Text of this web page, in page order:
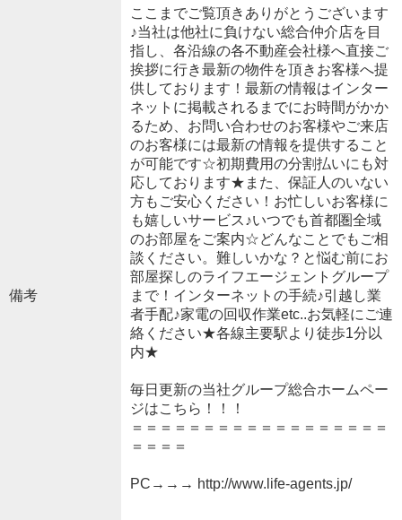
備考
ここまでご覧頂きありがとうございます
♪当社は他社に負けない総合仲介店を目
指し、各沿線の各不動産会社様へ直接ご
挨拶に行き最新の物件を頂きお客様へ提
供しております！最新の情報はインター
ネットに掲載されるまでにお時間がかか
るため、お問い合わせのお客様やご来店
のお客様には最新の情報を提供すること
が可能です☆初期費用の分割払いにも対
応しております★また、保証人のいない
方もご安心ください！お忙しいお客様に
も嬉しいサービス♪いつでも首都圏全域
のお部屋をご案内☆どんなことでもご相
談ください。難しいかな？と悩む前にお
部屋探しのライフエージェントグループ
まで！インターネットの手続♪引越し業
者手配♪家電の回収作業etc..お気軽にご連
絡ください★各線主要駅より徒歩1分以
内★
毎日更新の当社グループ総合ホームペー
ジはこちら！！！
＝＝＝＝＝＝＝＝＝＝＝＝＝＝＝＝＝＝
＝＝＝＝
PC→→→ http://www.life-agents.jp/